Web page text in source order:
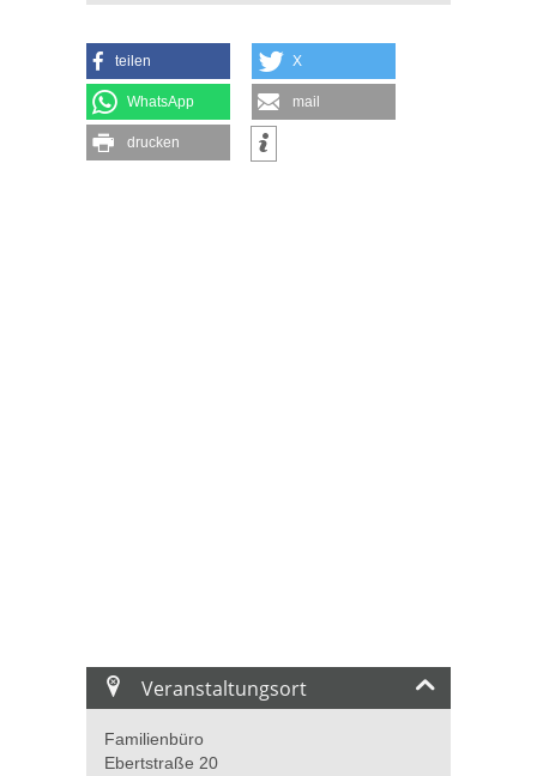
teilen X
WhatsApp mail
drucken
Veranstaltungsort
Familienbüro
Ebertstraße 20